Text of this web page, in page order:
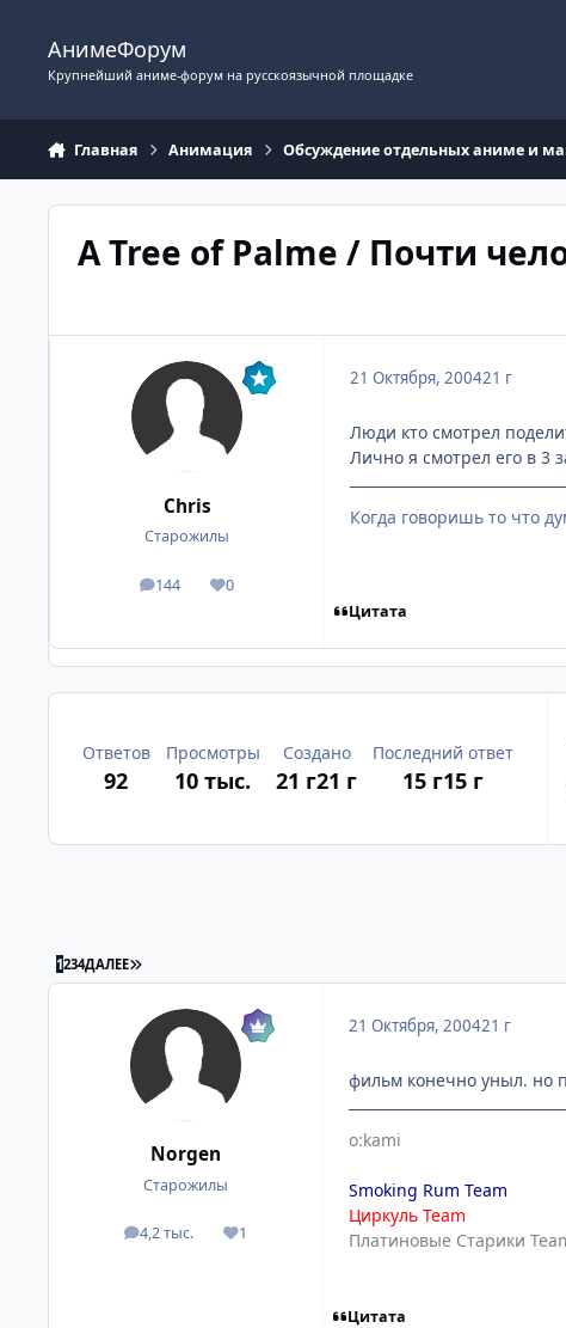
АнимеФорум
Крупнейший аниме-форум на русскоязычной площадке
Главная Анимация Обсуждение отдельных аниме и
A Tree of Palme / Почти
Chris
Старожилы
144
посты 0
Репутация
21 Октября, 200421 г
Люди кто смотрел
Лично я смотрел его в 3
Когда говоришь то что
Цитата
Ответов
92
Просмотры
10 тыс.
Создано
21 г21 г
Последний ответ
15 г15 г
1234ДАЛЕЕ ПОСЛЕДНЯЯ СТРАНИЦА
Norgen
Старожилы
4,2 тыс.
посты 1
Репутация
21 Октября, 200421 г
фильм конечно уныл. но
o:kami
Smoking Rum Team
Циркуль Team
Платиновые Старики
Цитата